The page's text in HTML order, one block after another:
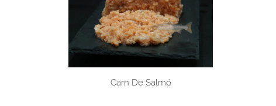
Carn De Salmó